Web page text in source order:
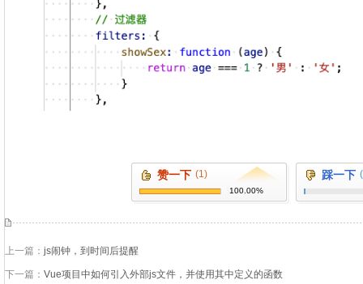
赞一下 (1)
100.00%
踩一下
上一篇： js闹钟，到时间后提醒
下一篇： Vue项目中如何引入外部js文件，并使用其中定义的函数